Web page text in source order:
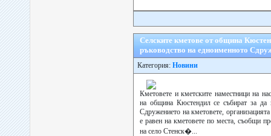
Селските кметове от община
ръководство на едноименното
Категория: Новини
Кметовете и кметските наместници на
на община Кюстендил се събират за да
Сдружението на кметовете,
е равен на кметовете по места, съобщи
на село Стенск�...